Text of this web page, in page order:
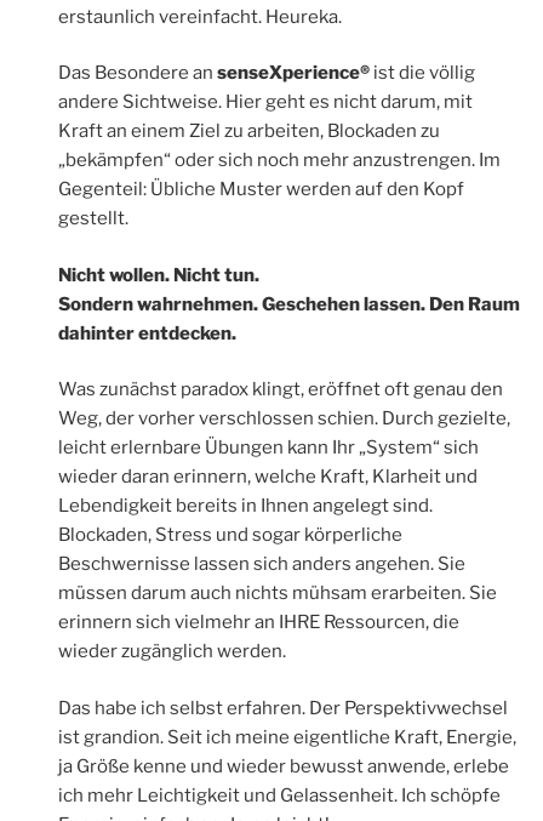
erstaunlich vereinfacht. Heureka.
Das Besondere an senseXperience®ist die völlig
andere Sichtweise. Hier geht es nicht darum, mit
Kraft an einem Ziel zu arbeiten, Blockaden zu
„bekämpfen“ oder sich noch mehr anzustrengen. Im
Gegenteil: Übliche Muster werden auf den Kopf
gestellt.
Nicht wollen. Nicht tun.
Sondern wahrnehmen. Geschehen lassen. Den Raum
dahinter entdecken.
Was zunächst paradox klingt, eröffnet oft genau den
Weg, der vorher verschlossen schien. Durch gezielte,
leicht erlernbare Übungen kann Ihr „System“ sich
wieder daran erinnern, welche Kraft, Klarheit und
Lebendigkeit bereits in Ihnen angelegt sind.
Blockaden, Stress und sogar körperliche
Beschwernisse lassen sich anders angehen. Sie
müssen darum auch nichts mühsam erarbeiten. Sie
erinnern sich vielmehr an IHRE Ressourcen, die
wieder zugänglich werden.
Das habe ich selbst erfahren. Der Perspektivwechsel
ist grandion. Seit ich meine eigentliche Kraft, Energie,
ja Größe kenne und wieder bewusst anwende, erlebe
ich mehr Leichtigkeit und Gelassenheit. Ich schöpfe